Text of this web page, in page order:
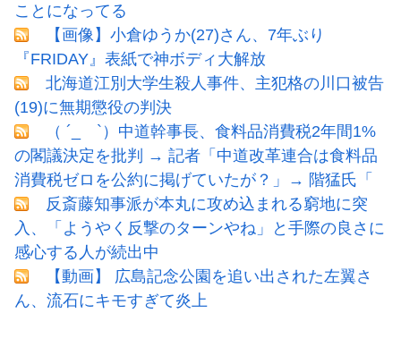
ことになってる
【画像】小倉ゆうか(27)さん、7年ぶり
『FRIDAY』表紙で神ボディ大解放
北海道江別大学生殺人事件、主犯格の川口被告
(19)に無期懲役の判決
（ ´_ゝ`）中道幹事長、食料品消費税2年間1%
の閣議決定を批判 → 記者「中道改革連合は食料品
消費税ゼロを公約に掲げていたが？」→ 階猛氏「
反斎藤知事派が本丸に攻め込まれる窮地に突
入、「ようやく反撃のターンやね」と手際の良さに
感心する人が続出中
【動画】 広島記念公園を追い出された左翼さ
ん、流石にキモすぎて炎上